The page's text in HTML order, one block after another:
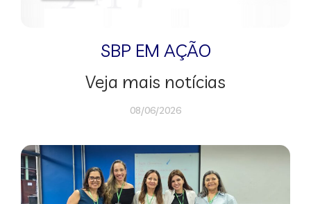
SBP EM AÇÃO
Veja mais notícias
08/06/2026